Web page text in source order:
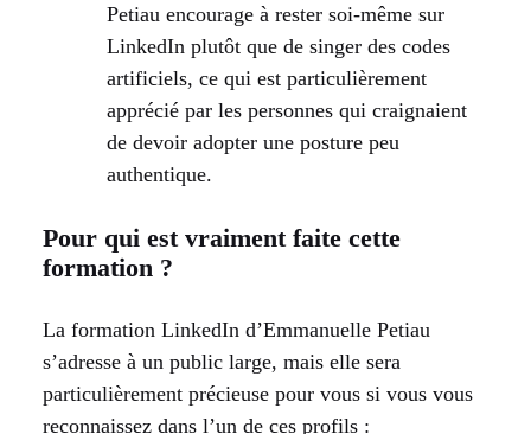
Petiau encourage à rester soi-même sur
LinkedIn plutôt que de singer des codes
artificiels, ce qui est particulièrement
apprécié par les personnes qui craignaient
de devoir adopter une posture peu
authentique.
Pour qui est vraiment faite cette
formation ?
La formation LinkedIn d’Emmanuelle Petiau
s’adresse à un public large, mais elle sera
particulièrement précieuse pour vous si vous vous
reconnaissez dans l’un de ces profils :